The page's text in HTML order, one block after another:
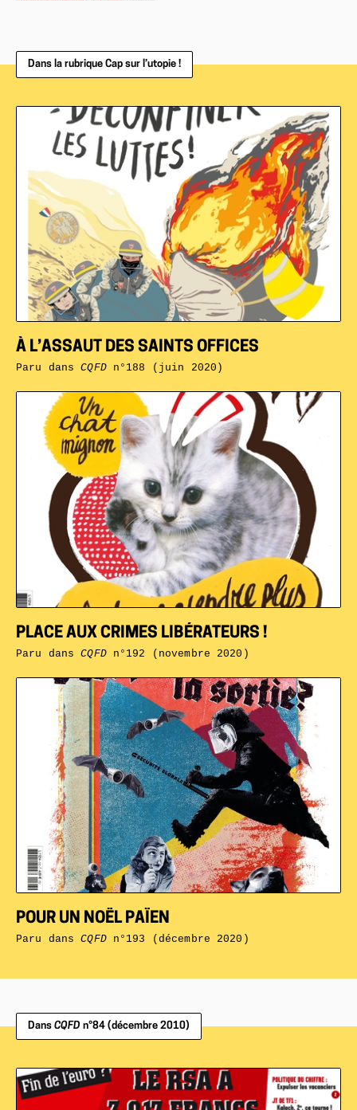
Dans la rubrique Cap sur l’utopie !
POUR UN NOËL PAÏEN
Paru dansCQFDn°193 (décembre 2020)
PLACE AUX CRIMES LIBÉRATEURS !
Paru dansCQFDn°192 (novembre 2020)
À L’ASSAUT DES SAINTS OFFICES
Paru dansCQFDn°188 (juin 2020)
Dans CQFD n°84 (décembre 2010)